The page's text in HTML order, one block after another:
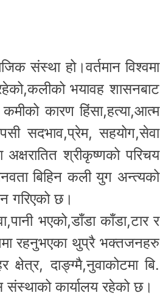
संस्था हो।वर्तमान विश्वमा
भयावह शासनबाट
कारण हिंसा,हत्या,आत्म
सदभाव,प्रेम, सहयोग,सेवा
श्रीकृष्णको परिचय
बिहिन कली युग अन्त्यको
गरिएको छ।
भएको,डाँडा काँडा,टार र
रहनुभएका थुप्रै भक्तजनहरु
दाङ्ग्मै,नुवाकोटमा बि.
संस्थाको कार्यालय रहेको छ।